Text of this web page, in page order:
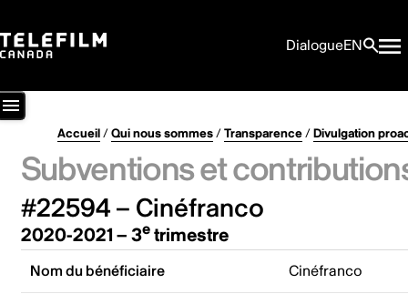
DialogueEN
Accueil/Qui nous sommes/Transparence/Divulgation
Subventions et
#22594 – Cinéfranco
2020-2021 – 3etrimestre
Nom du bénéficiaire Cinéfranco